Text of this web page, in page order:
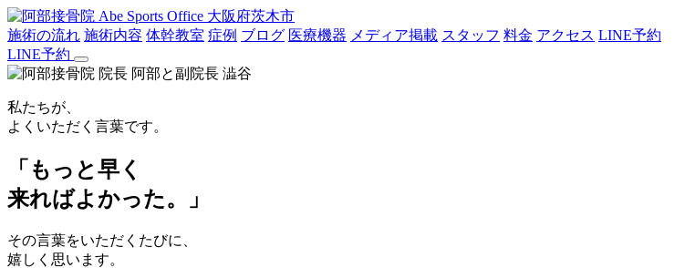
大阪府茨木市
施術の流れ 施術内容 体幹教室 症例 ブログ 医療機器 メディア掲載 スタッフ 料金 アクセス LINE予約
LINE予約
私たちが、
よくいただく言葉です。
「もっと早く
来ればよかった。」
その言葉をいただくたびに、
嬉しく思います。